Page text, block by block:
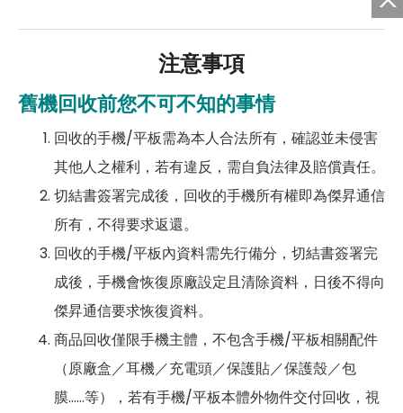
注意事項
舊機回收前您不可不知的事情
回收的手機/平板需為本人合法所有，確認並未侵害
其他人之權利，若有違反，需自負法律及賠償責任。
切結書簽署完成後，回收的手機所有權即為傑昇通信
所有，不得要求返還。
回收的手機/平板內資料需先行備分，切結書簽署完
成後，手機會恢復原廠設定且清除資料，日後不得向
傑昇通信要求恢復資料。
商品回收僅限手機主體，不包含手機/平板相關配件
（原廠盒／耳機／充電頭／保護貼／保護殼／包
膜……等），若有手機/平板本體外物件交付回收，視